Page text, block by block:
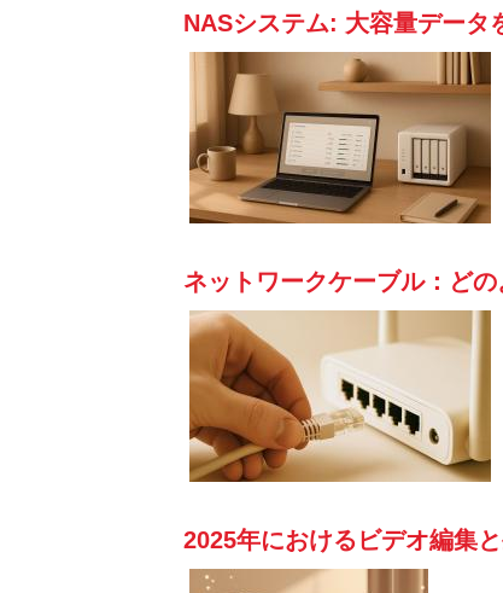
NASシステム: 大容量データ
ネットワークケーブル：ど
2025年におけるビデオ編集